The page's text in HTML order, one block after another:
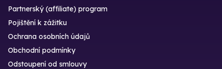
Partnerský (affiliate) program
Pojištění k zážitku
Ochrana osobních údajů
Obchodní podmínky
Odstoupení od smlouvy